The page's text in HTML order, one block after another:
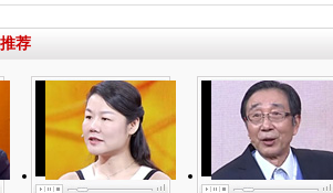
荐